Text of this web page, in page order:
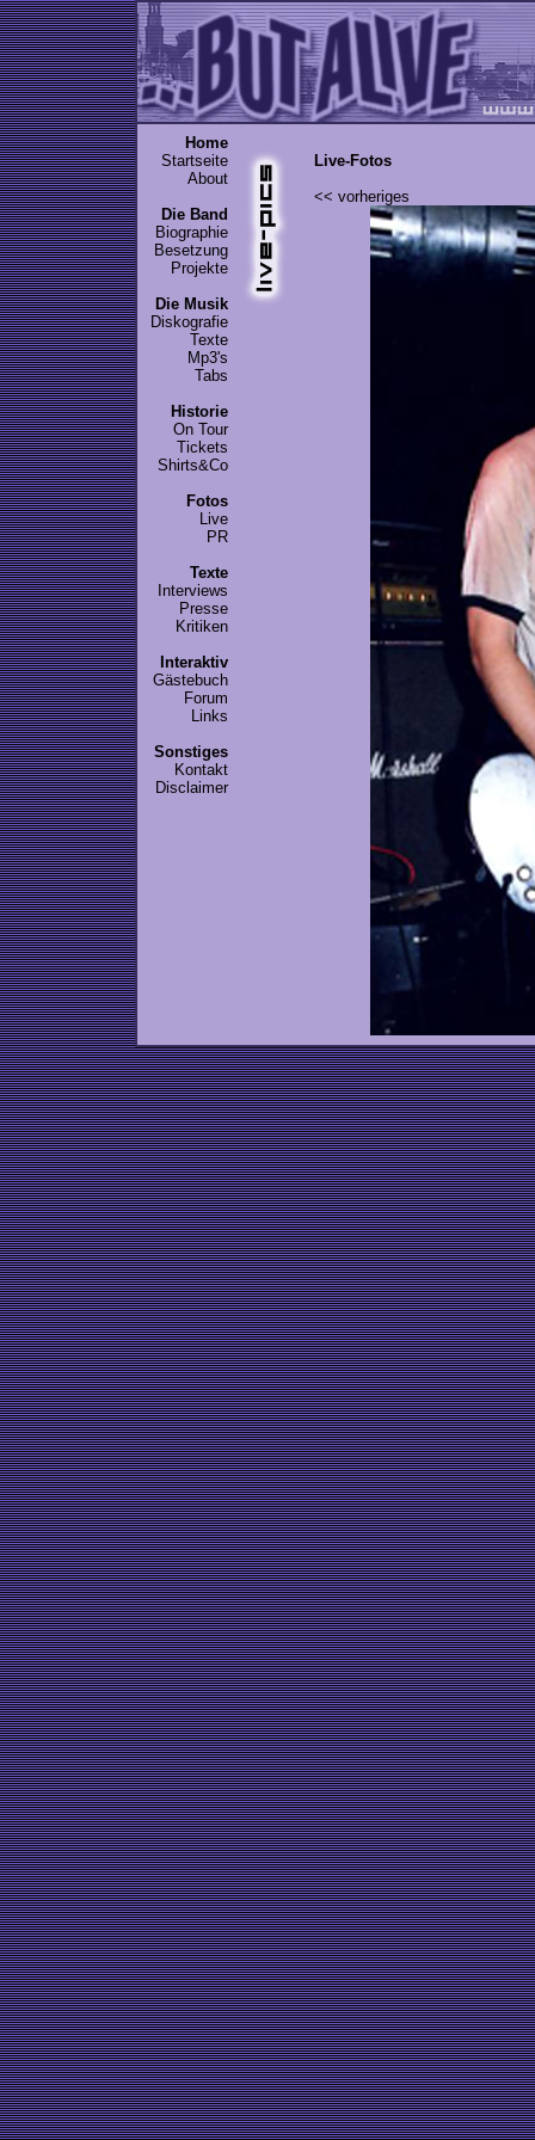
Home
Startseite
About
Die Band
Biographie
Besetzung
Projekte
Die Musik
Diskografie
Texte
Mp3's
Tabs
Historie
On Tour
Tickets
Shirts&Co
Fotos
Live
PR
Texte
Interviews
Presse
Kritiken
Interaktiv
Gästebuch
Forum
Links
Sonstiges
Kontakt
Disclaimer
Live-Fotos
<< vorheriges